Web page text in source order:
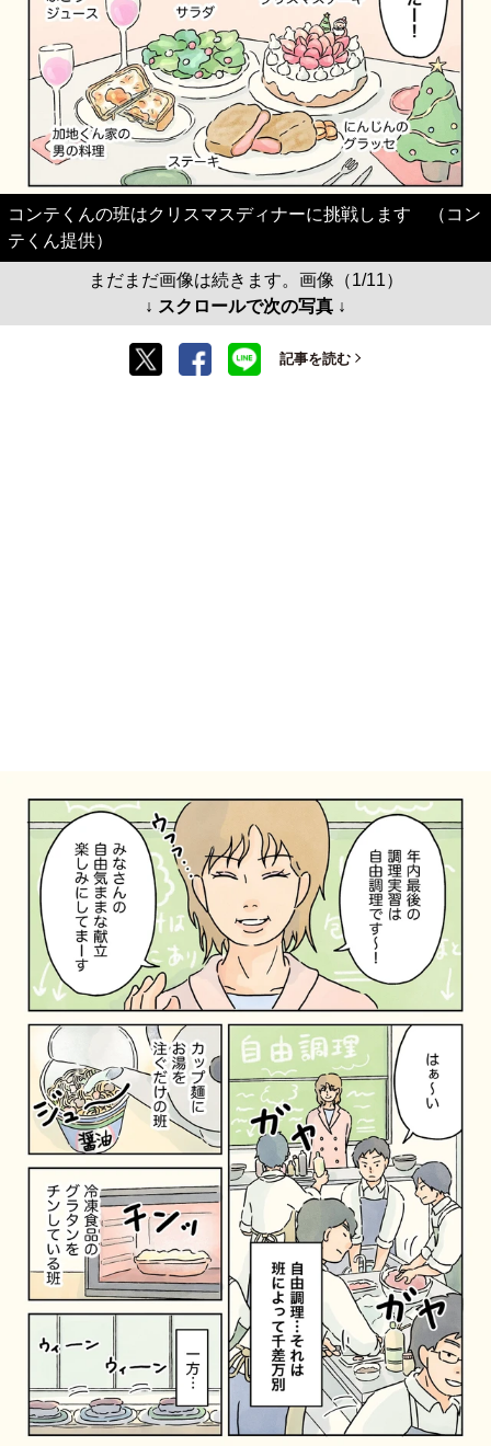
コンテくんの班はクリスマスディナーに挑戦します （コン
テくん提供）
まだまだ画像は続きます。画像（1/11）
↓ スクロールで次の写真 ↓
記事を読む